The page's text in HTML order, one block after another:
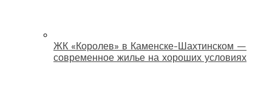
ЖК «Королев» в Каменске-Шахтинском —
современное жилье на хороших условиях